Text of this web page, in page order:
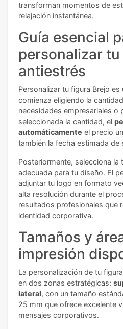
transforman momentos de
relajación instantánea.
Guía esencial
personalizar
antiestrés
Personalizar tu figura Brejo
comienza eligiendo la
necesidades empresariales o
seleccionada la cantidad, el
automáticamente el precio
también la fecha estimada de
Posteriormente, selecciona la
adecuada para tu diseño. El
adjuntar tu logo en formato
alta resolución durante el
resultados profesionales que
identidad corporativa.
Tamaños y
impresión
La personalización de tu
en dos zonas estratégicas:
lateral, con un tamaño
25 mm que ofrece excelente
mensajes corporativos.